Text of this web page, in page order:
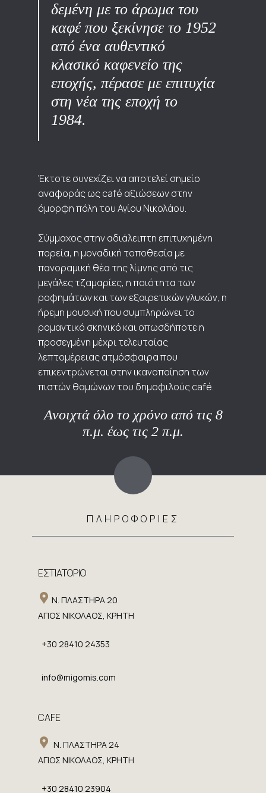
δεμένη με το άρωμα του
καφέ που ξεκίνησε το 1952
από ένα αυθεντικό
κλασικό καφενείο της
εποχής, πέρασε με επιτυχία
στη νέα της εποχή το
1984.
​Έκτοτε συνεχίζει να αποτελεί σημείο
αναφοράς ως café αξιώσεων στην
όμορφη πόλη του Αγίου Νικολάου.
Σύμμαχος στην αδιάλειπτη επιτυχημένη
πορεία, η μοναδική τοποθεσία με
πανοραμική θέα της λίμνης από τις
μεγάλες τζαμαρίες, η ποιότητα των
ροφημάτων και των εξαιρετικών γλυκών, η
ήρεμη μουσική που συμπληρώνει το
ρομαντικό σκηνικό και οπωσδήποτε η
προσεγμένη μέχρι τελευταίας
λεπτομέρειας ατμόσφαιρα που
επικεντρώνεται στην ικανοποίηση των
πιστών θαμώνων του δημοφιλούς café.
​Ανοιχτά όλο το χρόνο από τις 8
π.μ. έως τις 2 π.μ.
ΠΛΗΡΟΦΟΡΙΕΣ
ΕΣΤΙΑΤΟΡΙΟ
​ Ν. ΠΛΑΣΤΗΡΑ 20
​ΑΓΙΟΣ ΝΙΚΟΛΑΟΣ, ΚΡΗΤΗ
+30 28410 24353
info@migomis.com
CAFE
​Ν. ΠΛΑΣΤΗΡΑ 24
​ΑΓΙΟΣ ΝΙΚΟΛΑΟΣ, ΚΡΗΤΗ
​+30 28410 23904